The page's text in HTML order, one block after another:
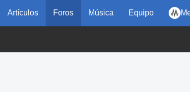
Artículos Foros Música Equipo